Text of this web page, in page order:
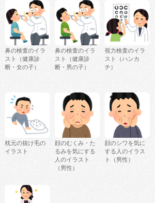
鼻の検査のイラ
スト（健康診
断・女の子）
鼻の検査のイラ
スト（健康診
断・男の子）
視力検査のイラ
スト（ハンカ
チ）
枕元の抜け毛の
イラスト
顔のむくみ・た
るみを気にする
人のイラスト
（男性）
顔のシワを気に
する人のイラス
ト（男性）